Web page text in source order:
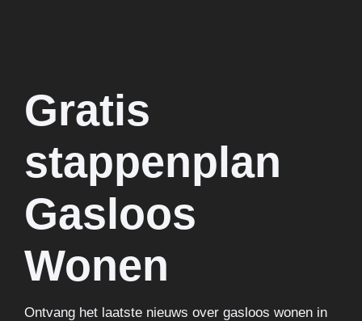
Gratis
stappenplan
Gasloos
Wonen
Ontvang het laatste nieuws over gasloos wonen in